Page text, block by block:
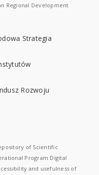
Regional Development
of Scientific
Program Digital
and usefulness of